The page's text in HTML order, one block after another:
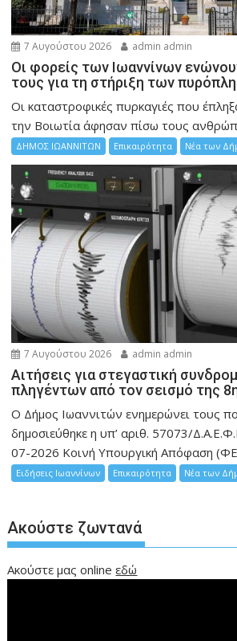
7 Αυγούστου 2026 admin admin
Οι φορείς των Ιωαννίνων
τους για τη στήριξη των
Οι καταστροφικές πυρκαγιές που
την Bοιωτία άφησαν πίσω τους
ΔΗΜΟΣ ΙΩΑΝΝΙΤΩΝ Επικαιρότητα Νέα των
7 Αυγούστου 2026 admin admin
Αιτήσεις για στεγαστική
πληγέντων από τον σεισμό της
Ο Δήμος Ιωαννιτών ενημερώνει τους
δημοσιεύθηκε η υπ’ αριθ. 57073/
07-2026 Κοινή Υπουργική Απόφαση
Ειδήσεις Ιωαννίνων Επικαιρότητα Νέα των
Ακούστε ζωντανά
Ακούστε μας onlineεδώ